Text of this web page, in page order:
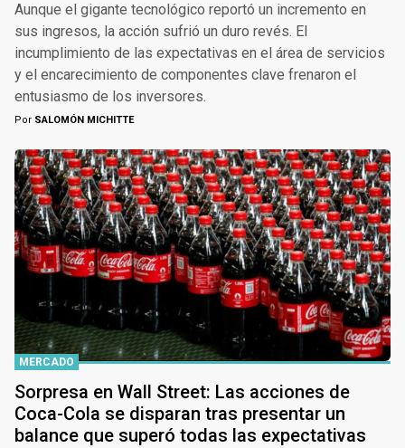
Aunque el gigante tecnológico reportó un incremento en
sus ingresos, la acción sufrió un duro revés. El
incumplimiento de las expectativas en el área de servicios
y el encarecimiento de componentes clave frenaron el
entusiasmo de los inversores.
Por SALOMÓN MICHITTE
MERCADO
Sorpresa en Wall Street: Las acciones de
Coca-Cola se disparan tras presentar un
balance que superó todas las expectativas